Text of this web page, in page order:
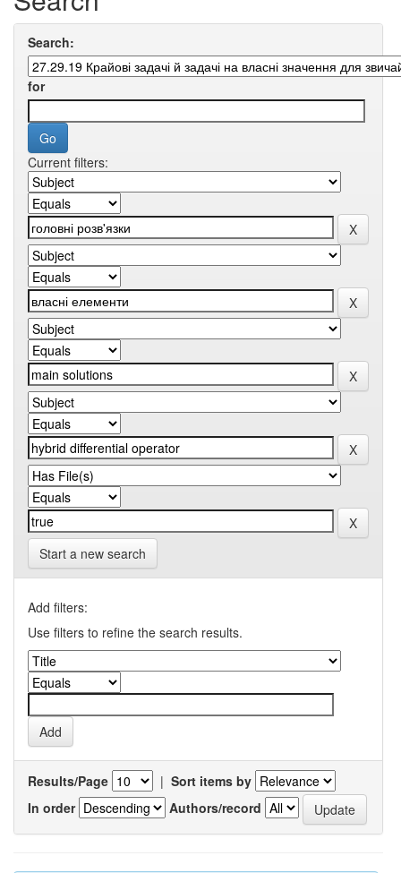
Search:
for
Current filters:
Start a new search
Add filters:
Use filters to refine the search results.
Results/Page | Sort items by
In order
Authors/record